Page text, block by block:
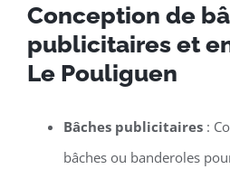
Conception de
publicitaires et
Le Pouliguen
Bâches publicitaires:
bâches ou banderoles